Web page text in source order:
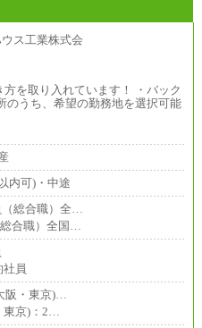
を取り入れています！ ・バック
のうち、希望の勤務地を選択可能
内可)・中途
（総合職）全…
合職）全国…
員
阪・東京)…
東京)：2…